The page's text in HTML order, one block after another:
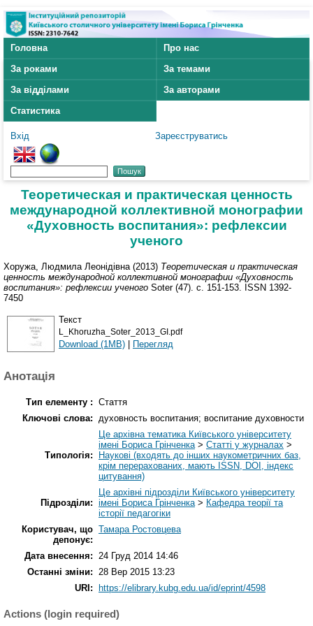
Головна
Про нас
За роками
За темами
За відділами
За авторами
Статистика
Вхід Зареєструватись
Теоретическая и практическая ценность
международной коллективной монографии
«Духовность воспитания»: рефлексии
ученого
Хоружа, Людмила Леонідівна (2013) Теоретическая и практическая
ценность международной коллективной монографии «Духовность
воспитания»: рефлексии ученого Soter (47). с. 151-153. ISSN 1392-
7450
Текст
L_Khoruzha_Soter_2013_GI.pdf
Download (1MB) | Перегляд
Анотація
Тип елементу : Стаття
Ключові слова: духовность воспитания; воспитание духовности
Типологія:
Це архівна тематика Київського університету
імені Бориса Грінченка> Статті у журналах >
Наукові (входять до інших наукометричних баз,
крім перерахованих, мають ISSN, DOI, індекс
цитування)
Підрозділи:
Це архівні підрозділи Київського університету
імені Бориса Грінченка> Кафедра теорії та
історії педагогіки
Користувач, що
депонує:
Тамара Ростовцева
Дата внесення: 24 Груд 2014 14:46
Останні зміни: 28 Вер 2015 13:23
URI:
https://elibrary.kubg.edu.ua/id/eprint/4598
Actions (login required)